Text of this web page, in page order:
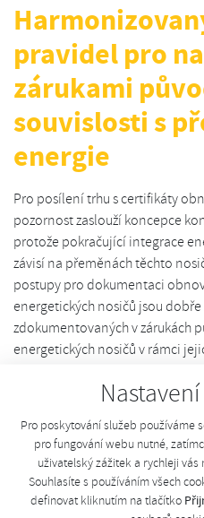
Pro poskytování služeb používáme
pro fungování webu nutné,
uživatelský zážitek a rychleji vás
Souhlasíte s používáním všech
definovat kliknutím na tlačítko
pravidel pro
zárukami
souvislosti s
energie
Pro posílení trhu s certifikáty
pozornost zaslouží koncepce
protože pokračující integrace
závisí na přeměnách těchto
postupy pro dokumentaci
energetických nosičů jsou
zdokumentovaných v zárukách
energetických nosičů v rámci
s návrhy harmonizovaných
původu v souvislosti s
výstup REGATRACE D4.3).
orgány a provozovatele